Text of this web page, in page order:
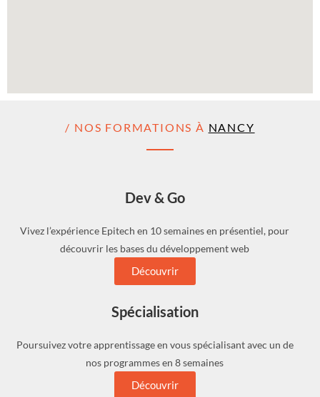
/ NOS FORMATIONS À NANCY
Dev & Go
Vivez l’expérience Epitech en 10 semaines en présentiel, pour
découvrir les bases du développement web
Découvrir
Spécialisation
Poursuivez votre apprentissage en vous spécialisant avec un de
nos programmes en 8 semaines
Découvrir